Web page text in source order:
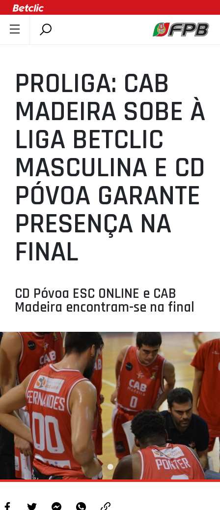
ÚLTIMAS
COMPETIÇÕES
ASSOCIAÇÕES
CLUBES
AGENTES
AGENDA
SELEÇÕES
MINIBASQUETE
ÁREA TÉCNICA
PROJETOS
LIGA BETCLIC MASCULINA
PROLIGA: CAB
MADEIRA SOBE À
LIGA BETCLIC
MASCULINA E CD
PÓVOA GARANTE
PRESENÇA NA
FINAL
CD Póvoa ESC ONLINE e CAB
Madeira encontram-se na final